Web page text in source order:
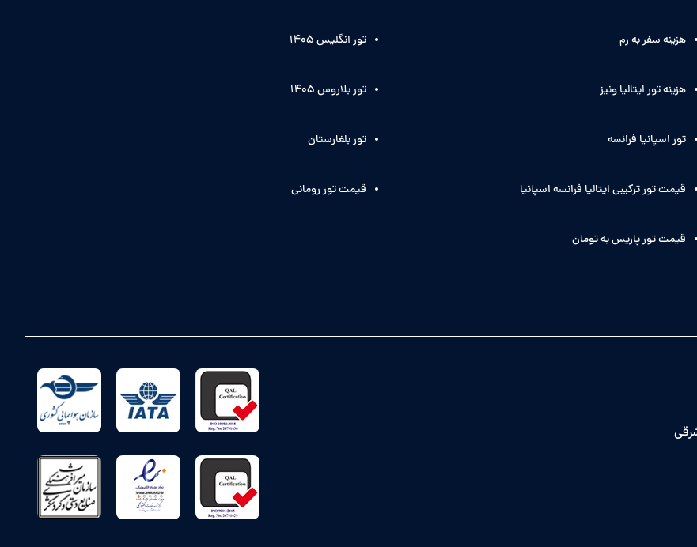
هزینه سفر به رم
هزینه تور ایتالیا ونیز
تور اسپانیا فرانسه
قیمت تور ترکیبی ایتالیا فرانسه اسپانیا
قیمت تور پاریس به تومان
تور انگلیس ۱۴۰5
تور بلاروس 1405
تور بلغارستان
قیمت تور رومانی